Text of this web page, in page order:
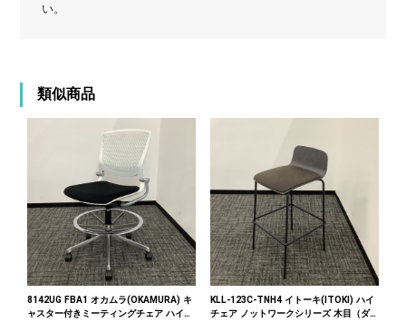
い。
類似商品
8142UG FBA1 オカムラ(OKAMURA) キ
ャスター付きミーティングチェア ハイチ
KLL-123C-TNH4 イトーキ(ITOKI) ハイ
チェア ノットワークシリーズ 木目（ダ